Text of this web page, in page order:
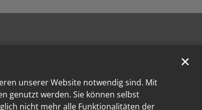
unserer Website notwendig sind. Mit
genutzt werden. Sie können selbst
nicht mehr alle Funktionalitäten der
✕